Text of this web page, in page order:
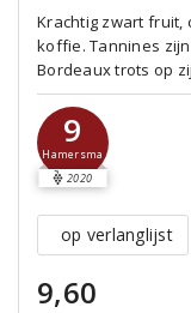
Krachtig zwart fruit,
koffie. Tannines
Bordeaux trots op
9
Hamersma
2020
op verlanglijst
9,60